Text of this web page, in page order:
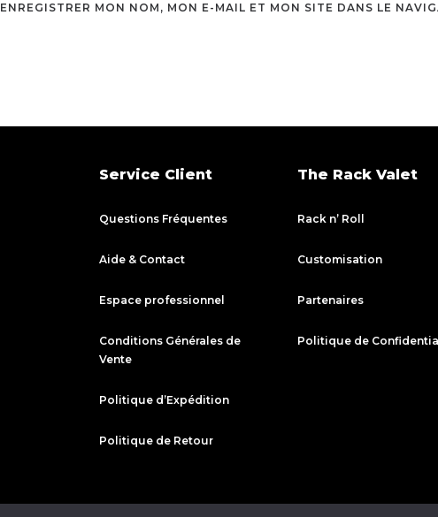
ENREGISTRER MON NOM, MON E-MAIL ET MON SITE DANS LE
Service Client
Questions Fréquentes
Aide & Contact
Espace professionnel
Conditions Générales de
Vente
Politique d’Expédition
Politique de Retour
The Rack Valet
Rack n’ Roll
Customisation
Partenaires
Politique de